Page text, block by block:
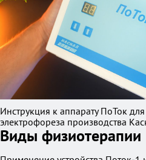
Инструкция к аппарату ПоТок
электрофореза производства
Виды физиотерапии